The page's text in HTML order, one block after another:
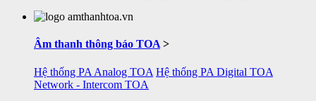
Âm thanh thông báo TOA >
Hệ thống PA Analog TOA Hệ thống PA Digital TOA
Network - Intercom TOA